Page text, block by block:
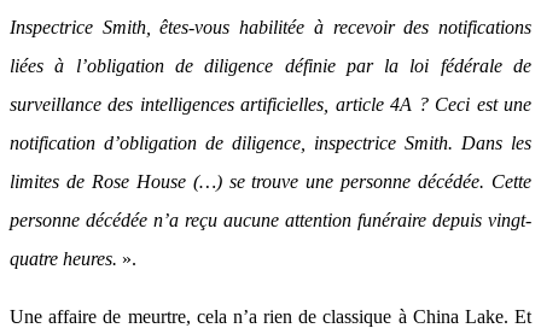
Inspectrice Smith, êtes-vous habilitée à recevoir des notifications
liées à l’obligation de diligence définie par la loi fédérale de
surveillance des intelligences artificielles, article 4A ? Ceci est une
notification d’obligation de diligence, inspectrice Smith. Dans les
limites de Rose House (…) se trouve une personne décédée. Cette
personne décédée n’a reçu aucune attention funéraire depuis vingt-
quatre heures. ».
Une affaire de meurtre, cela n’a rien de classique à China Lake. Et